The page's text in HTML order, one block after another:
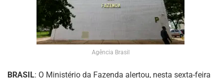
Agência Brasil
BRASIL: O Ministério da Fazenda alertou, nesta sexta-feira